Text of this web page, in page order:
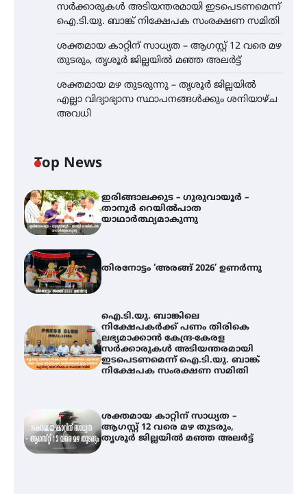
സർക്കാരുകൾ അടിയന്തരമായി ഇടപെടണമെന്ന്
ഐ.ടി.യു. ബാങ്ക് നിക്ഷേപക സംരക്ഷണ സമിതി
ശക്തമായ കാറ്റിന് സാധ്യത – ആഗസ്റ്റ് 12 വരെ മഴ
തുടരും, തൃശൂർ ജില്ലയിൽ മഞ്ഞ അലർട്ട്
ശക്തമായ മഴ തുടരുന്നു – തൃശൂർ ജില്ലയിൽ
എല്ലാ വിദ്യാഭ്യാസ സ്ഥാപനങ്ങൾക്കും ശനിയാഴ്ച
അവധി
Top News
ഇരിങ്ങാലക്കുട – ഗുരുവായൂർ –
താനൂർ റെയിൽപാത
യാഥാർത്ഥ്യമാകുന്നു
തിരനോട്ടം ‘അരങ്ങ് 2026’ ഉണർന്നു
ഐ.ടി.യു. ബാങ്കിലെ
നിക്ഷേപകർക്ക് പണം തിരികെ
ലഭ്യമാക്കാൻ കേന്ദ്ര-കേരള
സർക്കാരുകൾ അടിയന്തരമായി
ഇടപെടണമെന്ന് ഐ.ടി.യു. ബാങ്ക്
നിക്ഷേപക സംരക്ഷണ സമിതി
ശക്തമായ കാറ്റിന് സാധ്യത –
ആഗസ്റ്റ് 12 വരെ മഴ തുടരും,
തൃശൂർ ജില്ലയിൽ മഞ്ഞ അലർട്ട്